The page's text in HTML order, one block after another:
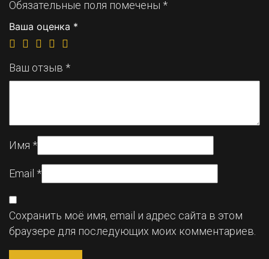
Обязательные поля помечены *
Ваша оценка *
Ваш отзыв *
Имя *
Email *
Сохранить моё имя, email и адрес сайта в этом
браузере для последующих моих комментариев.